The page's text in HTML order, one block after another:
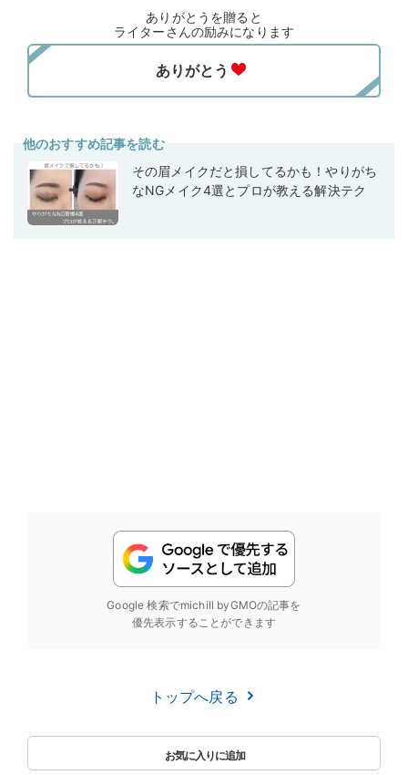
ありがとうを贈ると
ライターさんの励みになります
他のおすすめ記事を読む
その眉メイクだと損してるかも！やりがち
なNGメイク4選とプロが教える解決テク
Google 検索でmichill byGMOの記事を
優先表示することができます
トップへ戻る